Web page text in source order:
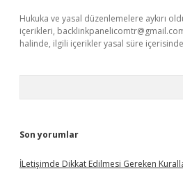
Hukuka ve yasal düzenlemelere aykırı
içerikleri,
halinde, ilgili içerikler yasal süre
Son yorumlar
İLetişimde Dikkat Edilmesi Gereken